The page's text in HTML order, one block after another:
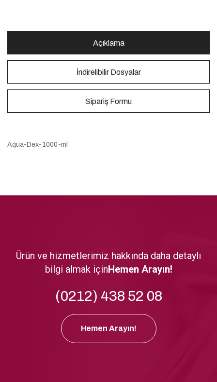
Açıklama
İndirelibilir Dosyalar
Sipariş Formu
Aqua-Dex-1000-ml
Ürün ve hizmetlerimiz hakkında daha detaylı
bilgi almak içinHemen Arayın!
(0212) 438 52 08
Hemen Arayın!